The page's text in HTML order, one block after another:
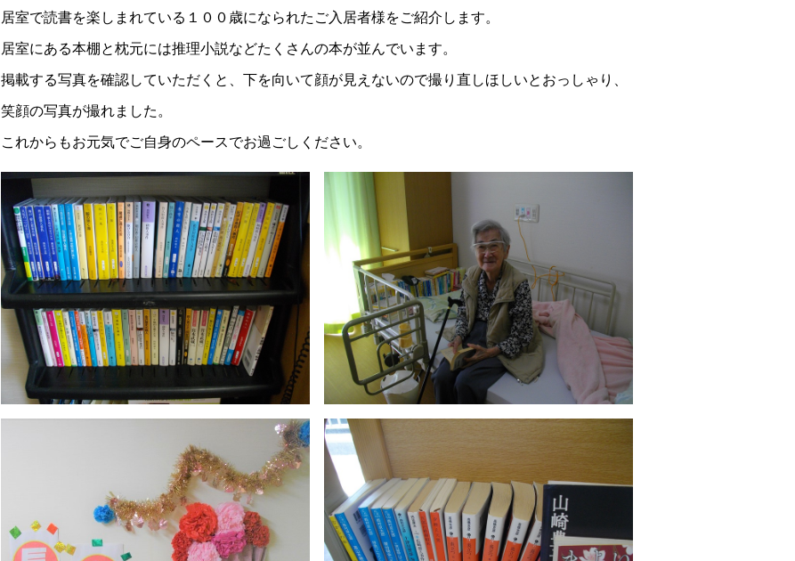
居室で読書を楽しまれている１００歳になられたご入居者様をご紹介します。
居室にある本棚と枕元には推理小説などたくさんの本が並んでいます。
掲載する写真を確認していただくと、下を向いて顔が見えないので撮り直しほしいとおっしゃり、
笑顔の写真が撮れました。
これからもお元気でご自身のペースでお過ごしください。